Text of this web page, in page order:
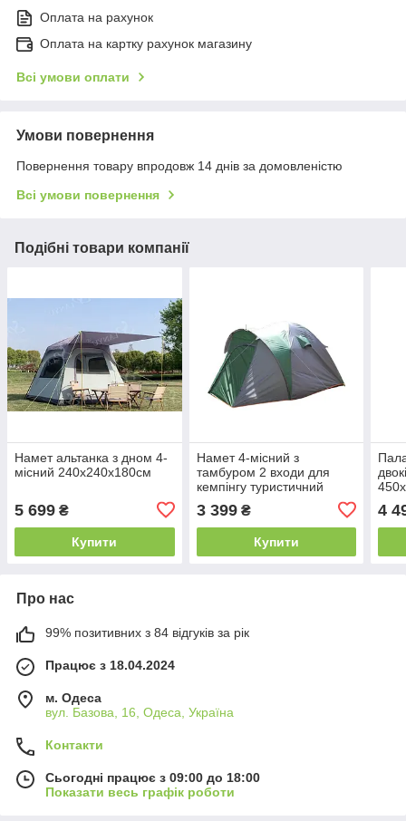
Оплата на рахунок
Оплата на картку рахунок магазину
Всі умови оплати
Умови повернення
Повернення товару впродовж 14 днів за домовленістю
Всі умови повернення
Подібні товари компанії
Намет альтанка з дном 4-
місний 240х240х180см
5 699 ₴
Купити
Намет 4-місний з
тамбуром 2 входи для
кемпінгу туристичний
3 399₴
Купити
4
Про нас
99% позитивних з 84 відгуків за рік
Працює з 18.04.2024
м. Одеса
вул. Базова, 16, Одеса, Україна
Контакти
Сьогодні працює з 09:00 до 18:00
Показати весь графік роботи